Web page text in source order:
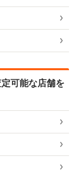
可能な店舗を